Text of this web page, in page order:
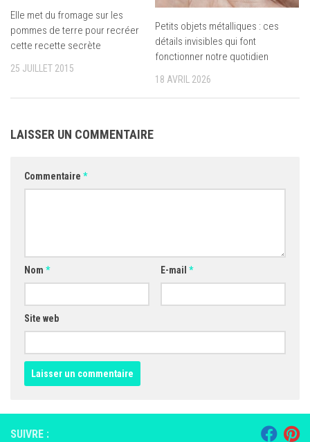
Elle met du fromage sur les
pommes de terre pour recréer
cette recette secrète
25 JUILLET 2015
Petits objets métalliques : ces
détails invisibles qui font
fonctionner notre quotidien
18 AVRIL 2026
LAISSER UN COMMENTAIRE
Commentaire *
Nom * E-mail *
Site web
SUIVRE :